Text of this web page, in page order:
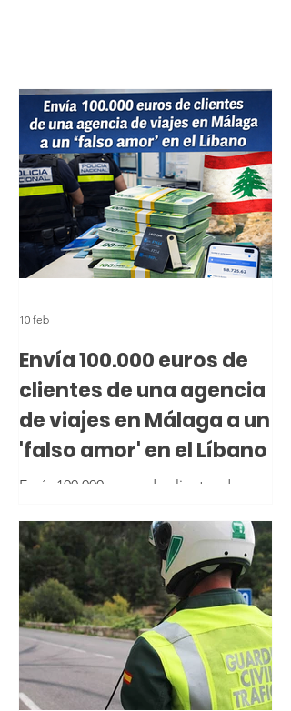
Envía 100.000 euros de
clientes de una agencia
de viajes en Málaga a un
'falso amor' en el Líbano
Envía 100.000 euros de clientes de una
amor' en el Líbano
10 feb